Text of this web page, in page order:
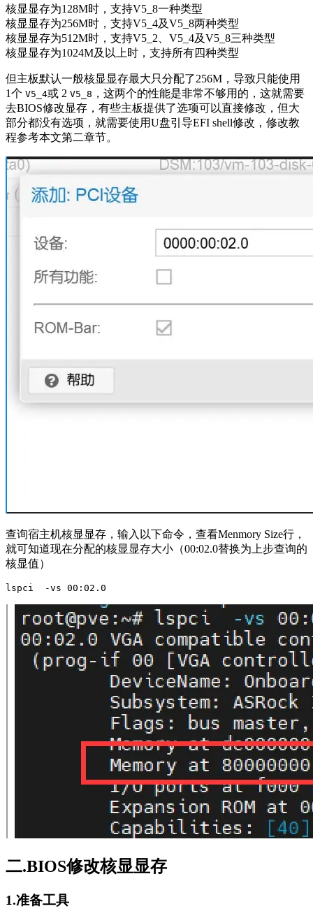
核显显存为128M时，支持V5_8一种类型
核显显存为256M时，支持V5_4及V5_8两种类型
核显显存为512M时，支持V5_2、V5_4及V5_8三种类型
核显显存为1024M及以上时，支持所有四种类型
但主板默认一般核显显存最大只分配了256M，导致只能使用
1个 V5_4或 2 V5_8 ，这两个的性能是非常不够用的，这就需要
去BIOS修改显存，有些主板提供了选项可以直接修改，但大
部分都没有选项，就需要使用U盘引导EFI shell修改，修改教
程参考本文第二章节。
查询宿主机核显显存，输入以下命令，查看Menmory Size行，
就可知道现在分配的核显显存大小（00:02.0替换为上步查询的
核显值）
lspci  -vs 00:02.0
二.BIOS修改核显显存
1.准备工具